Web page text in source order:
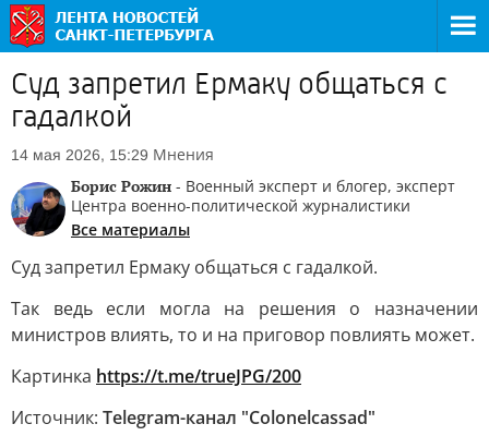
Суд запретил Ермаку общаться с
гадалкой
14 мая 2026, 15:29 Мнения
Борис Рожин - Военный эксперт и блогер, эксперт
Центра военно-политической журналистики
Все материалы
Суд запретил Ермаку общаться с гадалкой.
Так ведь если могла на решения о назначении
министров влиять, то и на приговор повлиять может.
Картинка https://t.me/trueJPG/200
Источник: Telegram-канал "Colonelcassad"